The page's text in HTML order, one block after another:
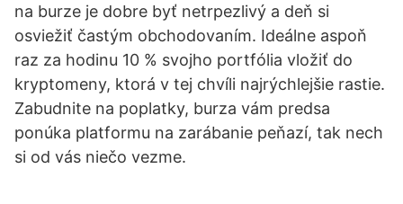
na burze je dobre byť netrpezlivý a deň si
osviežiť častým obchodovaním. Ideálne aspoň
raz za hodinu 10 % svojho portfólia vložiť do
kryptomeny, ktorá v tej chvíli najrýchlejšie rastie.
Zabudnite na poplatky, burza vám predsa
ponúka platformu na zarábanie peňazí, tak nech
si od vás niečo vezme.